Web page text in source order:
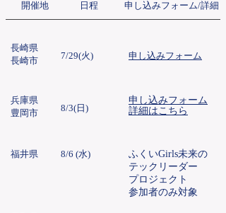
​開催地​ ​日程 ​申し込みフォーム/詳細
長崎県
長崎市
7/29(火) ​申し込みフォーム
兵庫県
豊岡市
8/3(日)
​申し込みフォーム​
詳細はこちら
​福井県 8/6 (水)
ふくいGirls未来の
テックリーダー
プロジェクト
参加者のみ対象